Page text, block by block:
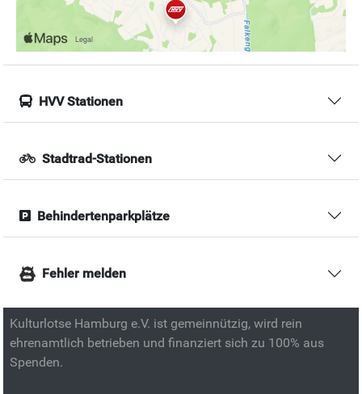
HVV Stationen
Stadtrad-Stationen
Behindertenparkplätze
Fehler melden
Kulturlotse Hamburg e.V. ist gemeinnützig, wird rein
ehrenamtlich betrieben und finanziert sich zu 100% aus
Spenden.